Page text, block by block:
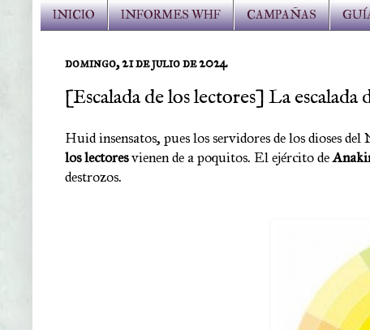
INICIO INFORMES WHF CAMPAÑAS
domingo, 21 de julio de 2024
[Escalada de los lectores] La
Huid insensatos, pues los servidores de los dioses
los lectoresvienen de a poquitos. El ejército de
destrozos.